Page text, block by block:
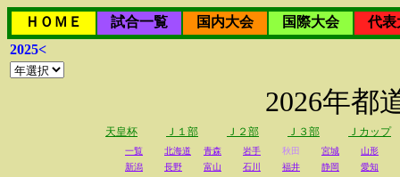
ＨＯＭＥ 試合一覧 国内大会 国際大会
代表
2025<
2026年都
天皇杯 Ｊ１部 Ｊ２部 Ｊ３部 Ｊカップ
一覧 北海道 青森 岩手 秋田 宮城
山形
新潟
長野 富山 石川 福井 静岡
愛知